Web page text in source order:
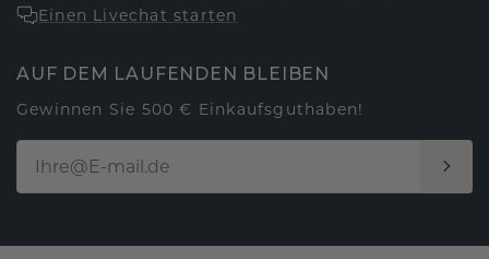
Einen Livechat starten
AUF DEM LAUFENDEN BLEIBEN
Gewinnen Sie 500 € Einkaufsguthaben!